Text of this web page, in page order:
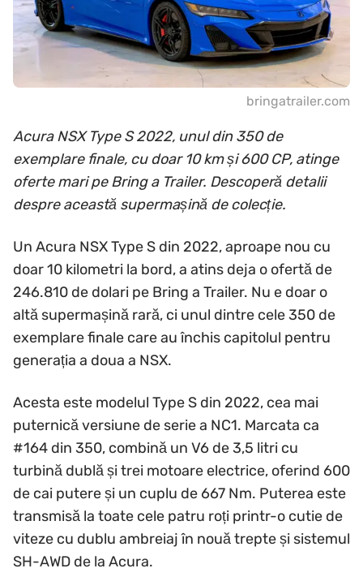
bringatrailer.com
Acura NSX Type S 2022, unul din 350 de
exemplare finale, cu doar 10 km și 600 CP, atinge
oferte mari pe Bring a Trailer. Descoperă detalii
despre această supermașină de colecție.
Un Acura NSX Type S din 2022, aproape nou cu
doar 10 kilometri la bord, a atins deja o ofertă de
246.810 de dolari pe Bring a Trailer. Nu e doar o
altă supermașină rară, ci unul dintre cele 350 de
exemplare finale care au închis capitolul pentru
generația a doua a NSX.
Acesta este modelul Type S din 2022, cea mai
puternică versiune de serie a NC1. Marcata ca
#164 din 350, combină un V6 de 3,5 litri cu
turbină dublă și trei motoare electrice, oferind 600
de cai putere și un cuplu de 667 Nm. Puterea este
transmisă la toate cele patru roți printr-o cutie de
viteze cu dublu ambreiaj în nouă trepte și sistemul
SH-AWD de la Acura.